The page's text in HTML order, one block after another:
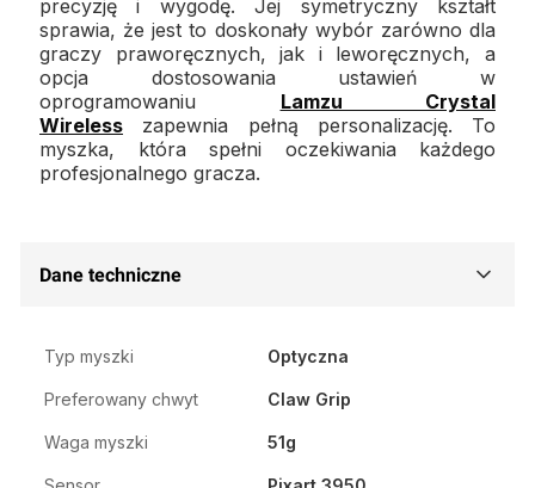
precyzję i wygodę. Jej symetryczny kształt
sprawia, że jest to doskonały wybór zarówno dla
graczy praworęcznych, jak i leworęcznych, a
opcja dostosowania ustawień w
oprogramowaniu Lamzu Crystal
Wireless zapewnia pełną personalizację. To
myszka, która spełni oczekiwania każdego
profesjonalnego gracza.
Dane techniczne
Typ myszki Optyczna
Preferowany chwyt Claw Grip
Waga myszki 51g